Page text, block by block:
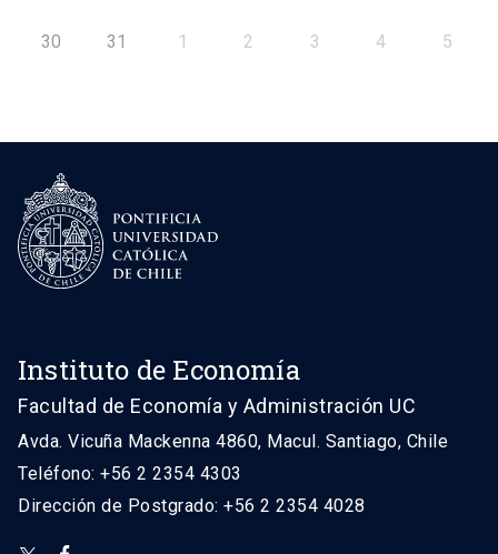
30 31 1 2 3 4 5
Instituto de Economía
Facultad de Economía y Administración UC
Avda. Vicuña Mackenna 4860, Macul. Santiago, Chile
Teléfono: +56 2 2354 4303
Dirección de Postgrado: +56 2 2354 4028